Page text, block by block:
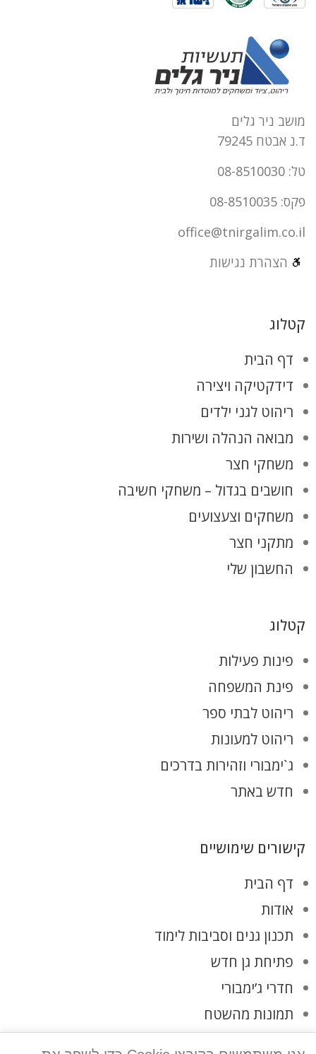
מושב ניר גלים
ד.נ אבטח 79245
טל: 08-8510030
פקס: 08-8510035
office@tnirgalim.co.il
הצהרת נגישות
קטלוג
דף הבית
דידקטיקה ויצירה
ריהוט לגני ילדים
מבואה הנהלה ושירות
משחקי חצר
חושבים בגדול – משחקי חשיבה
משחקים וצעצועים
מתקני חצר
החשבון שלי
קטלוג
פינות פעילות
פינת המשפחה
ריהוט לבתי ספר
ריהוט למעונות
ג`ימבורי וזהירות בדרכים
חדש באתר
קישורים שימושיים
דף הבית
אודות
תכנון גנים וסביבות לימוד
פתיחת גן חדש
חדרי ג’ימבורי
תמונות מהשטח